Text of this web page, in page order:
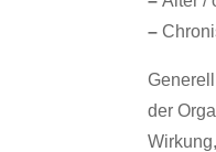
–
der